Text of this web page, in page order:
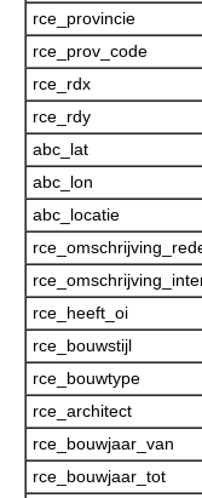
rce_provincie
rce_prov_code
rce_rdx
rce_rdy
abc_lat
abc_lon
abc_locatie
rce_heeft_oi
rce_bouwstijl
rce_bouwtype
rce_architect
rce_bouwjaar_van
rce_bouwjaar_tot